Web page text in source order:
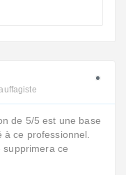
de 5/5 est une base
ce professionnel.
supprimera ce